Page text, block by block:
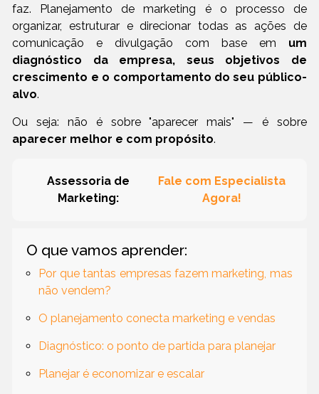
faz. Planejamento de marketing é o processo de
organizar, estruturar e direcionar todas as ações de
comunicação e divulgação com base em um
diagnóstico da empresa, seus objetivos de
crescimento e o comportamento do seu público-
alvo.
Ou seja: não é sobre "aparecer mais" — é sobre
aparecer melhor e com propósito.
Assessoria de
Marketing:
Fale com Especialista
Agora!
O que vamos aprender:
Por que tantas empresas fazem marketing, mas
não vendem?
O planejamento conecta marketing e vendas
Diagnóstico: o ponto de partida para planejar
Planejar é economizar e escalar